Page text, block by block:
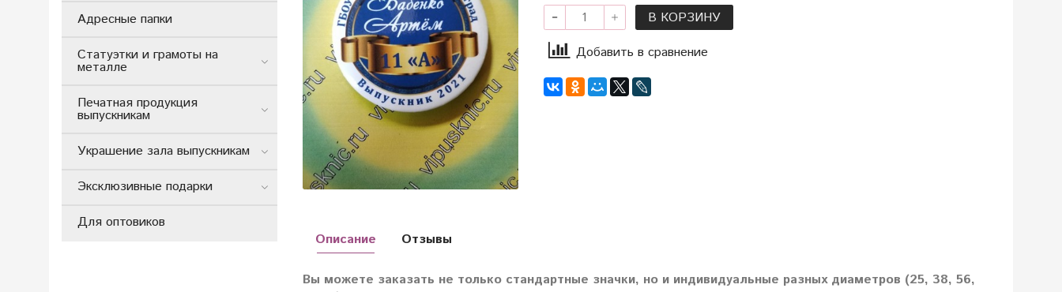
В КОРЗИНУ
Добавить в сравнение
Описание
Вы можете заказать не только стандартные значки, но и индивидуальные разных диаметров (25, 38, 56,
Отзывы
Адресные папки
Статуэтки и грамоты на
металле
Печатная продукция
выпускникам
Украшение зала выпускникам
Эксклюзивные подарки
Для оптовиков